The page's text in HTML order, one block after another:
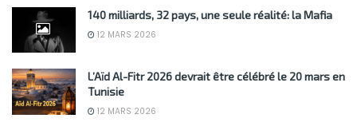
140 milliards, 32 pays, une seule réalité: la Mafia
12 MARS 2026
L’Aïd Al-Fitr 2026 devrait être célébré le 20 mars en
Tunisie
12 MARS 2026